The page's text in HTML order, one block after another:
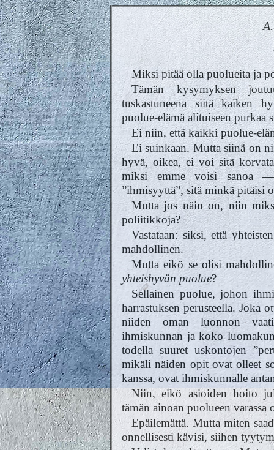
Miksi pitää olla puolueita ja
Tämän kysymyksen
tuskastuneena siitä kaiken
puolue-elämä alituiseen purkaa
Ei niin, että kaikki puolue-
Ei suinkaan. Mutta siinä on
hyvä, oikea, ei voi sitä
miksi emme voisi sanoa —
”ihmisyyttä”, sitä minkä pitäisi
Mutta jos näin on, niin
poliitikkoja?
Vastataan: siksi, että
mahdollinen.
Mutta eikö se olisi
yhteishyvän puolue?
Sellainen puolue, johon
harrastuksen perusteella. Joka
niiden oman luonnon
ihmiskunnan ja koko
todella suuret uskontojen
mikäli näiden opit ovat olleet
kanssa, ovat ihmiskunnalle
Niin, eikö asioiden hoito
tämän ainoan puolueen
Epäilemättä. Mutta miten
onnellisesti kävisi, siihen